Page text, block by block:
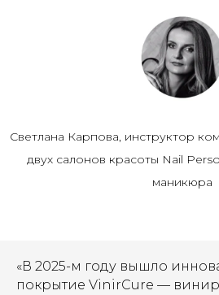
Светлана Карпова, инструктор
двух салонов красоты Nail
маникюра
«В 2025-м году вышло
покрытие VinirCure —